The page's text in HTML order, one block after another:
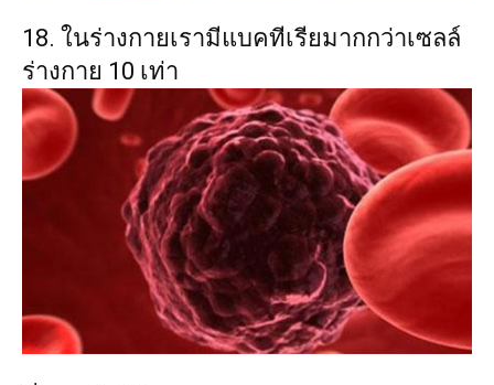
18. ในร่างกายเรามีแบคทีเรียมากกว่าเซลล์
ร่างกาย 10 เท่า